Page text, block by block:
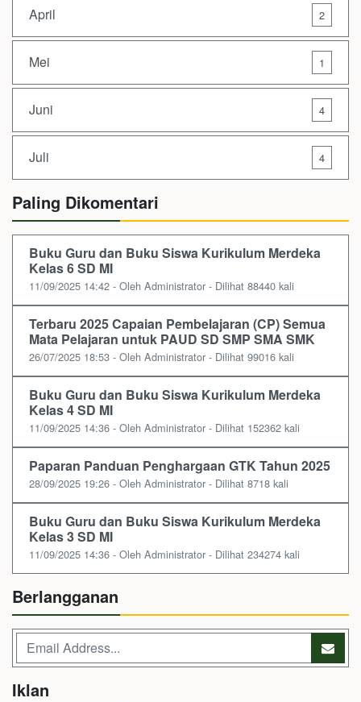
April 2
Mei 1
Juni 4
Juli 4
Paling Dikomentari
Buku Guru dan Buku Siswa Kurikulum Merdeka
Kelas 6 SD MI
11/09/2025 14:42 - Oleh Administrator - Dilihat 88440 kali
Terbaru 2025 Capaian Pembelajaran (CP) Semua
Mata Pelajaran untuk PAUD SD SMP SMA SMK
26/07/2025 18:53 - Oleh Administrator - Dilihat 99016 kali
Buku Guru dan Buku Siswa Kurikulum Merdeka
Kelas 4 SD MI
11/09/2025 14:36 - Oleh Administrator - Dilihat 152362 kali
Paparan Panduan Penghargaan GTK Tahun 2025
28/09/2025 19:26 - Oleh Administrator - Dilihat 8718 kali
Buku Guru dan Buku Siswa Kurikulum Merdeka
Kelas 3 SD MI
11/09/2025 14:36 - Oleh Administrator - Dilihat 234274 kali
Berlangganan
Iklan